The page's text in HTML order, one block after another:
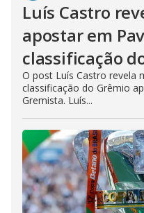
Luís Castro
apostar em
classificação
O post Luís Castro revela
classificação do Grêmio
Gremista. Luís...